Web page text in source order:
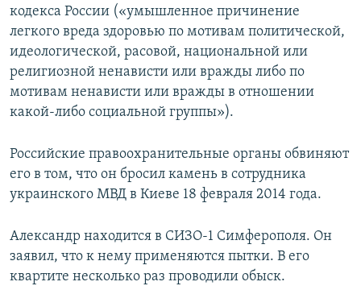
кодекса России («умышленное причинение
легкого вреда здоровью по мотивам политической,
идеологической, расовой, национальной или
религиозной ненависти или вражды либо по
мотивам ненависти или вражды в отношении
какой-либо социальной группы»).
Российские правоохранительные органы обвиняют
его в том, что он бросил камень в сотрудника
украинского МВД в Киеве 18 февраля 2014 года.
Александр находится в СИЗО-1 Симферополя. Он
заявил, что к нему применяются пытки. В его
квартите несколько раз проводили обыск.